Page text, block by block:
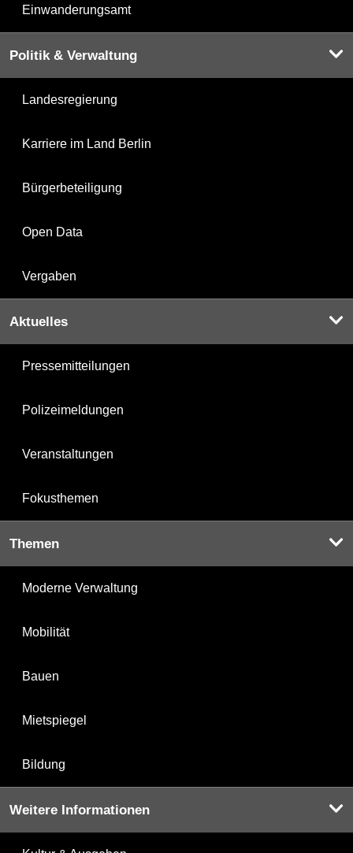
Einwanderungsamt
Politik & Verwaltung
Landesregierung
Karriere im Land Berlin
Bürgerbeteiligung
Open Data
Vergaben
Aktuelles
Pressemitteilungen
Polizeimeldungen
Veranstaltungen
Fokusthemen
Themen
Moderne Verwaltung
Mobilität
Bauen
Mietspiegel
Bildung
Weitere Informationen